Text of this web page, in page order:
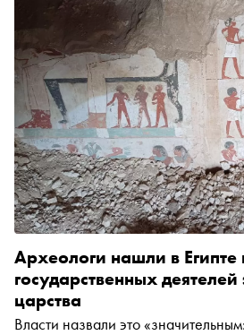
Археологи нашли в Египте
государственных
царства
Власти назвали это